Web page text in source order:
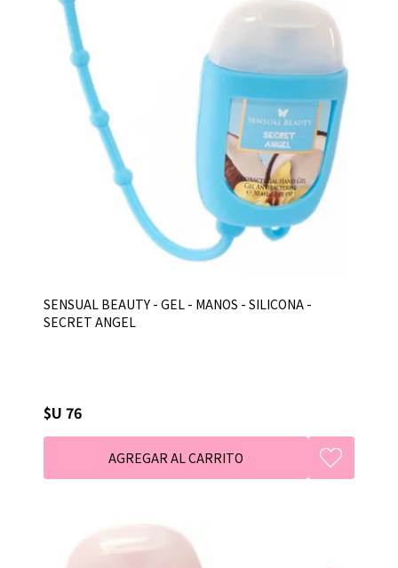
SENSUAL BEAUTY - GEL - MANOS - SILICONA -
SECRET ANGEL
$U 76